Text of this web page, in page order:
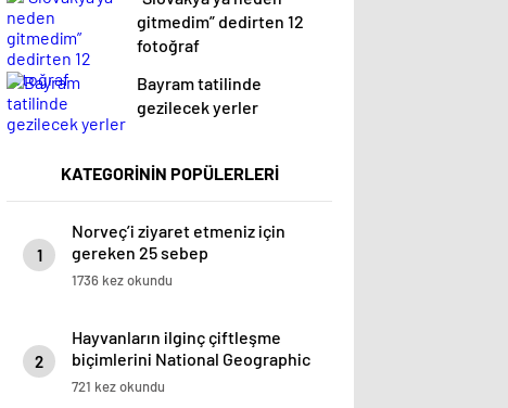
gitmedim” dedirten 12
fotoğraf
Bayram tatilinde
gezilecek yerler
KATEGORİNİN POPÜLERLERİ
1
Norveç’i ziyaret etmeniz için
gereken 25 sebep
1736 kez okundu
2
Hayvanların ilginç çiftleşme
biçimlerini National Geographic
görüntüledi.
721 kez okundu